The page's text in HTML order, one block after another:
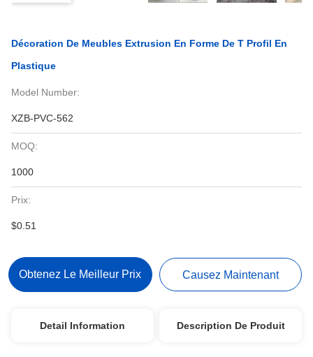
Décoration De Meubles Extrusion En Forme De T Profil En
Plastique
Model Number:
XZB-PVC-562
MOQ:
1000
Prix:
$0.51
Obtenez Le Meilleur Prix Causez Maintenant
Detail Information Description De Produit